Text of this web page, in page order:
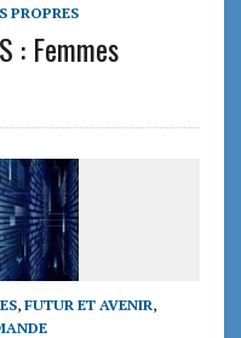
PROPRES
: Femmes
, FUTUR ET AVENIR,